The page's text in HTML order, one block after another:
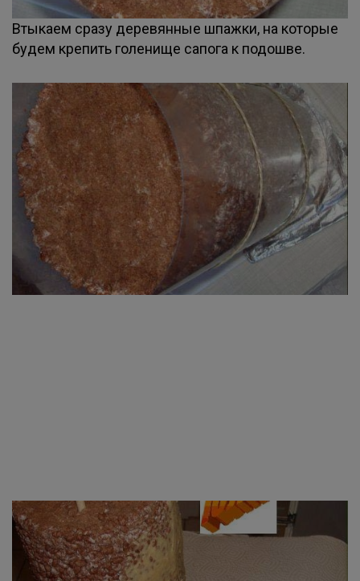
Втыкаем сразу деревянные шпажки, на которые
будем крепить голенище сапога к подошве.